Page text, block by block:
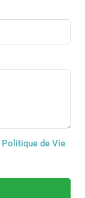
Politique de Vie